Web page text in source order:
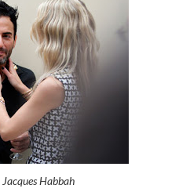
Jacques Habbah